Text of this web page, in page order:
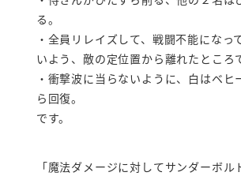
る。
・全員リレイズして、戦闘不能になっ
いよう、敵の定位置から離れたところ
・衝撃波に当らないように、白はベヒ
ら回復。
です。
「魔法ダメージに対してサンダーボル